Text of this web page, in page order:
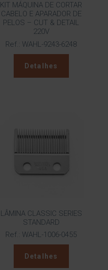
KIT MÁQUINA DE CORTAR
CABELO E APARADOR DE
PELOS – CUT & DETAIL
220V
Ref.: WAHL-9243-6248
Detalhes
LÂMINA CLASSIC SERIES
STANDARD
Ref.: WAHL-1006-0455
Detalhes